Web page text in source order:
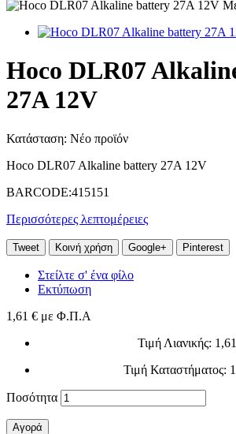
Hoco DLR07
27A 12V
Κατάσταση: Νέο προϊόν
Hoco DLR07 Alkaline battery 27A 12V
BARCODE:415151
Περισσότερες λεπτομέρειες
Tweet Κοινή χρήση Google+ Pinterest
Στείλτε σ' ένα φίλο
Εκτύπωση
1,61 € με Φ.Π.Α
Τιμή Λιανικής:
Τιμή Καταστήματος:
Ποσότητα
Αγορά